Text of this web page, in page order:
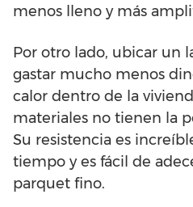
menos lleno y más
Por otro lado, ubicar un
gastar mucho menos
calor dentro de la
materiales no tienen la
Su resistencia es
tiempo y es fácil de
parquet fino.